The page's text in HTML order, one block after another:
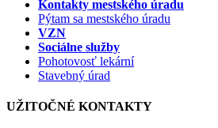
Kontakty mestského úradu
Pýtam sa mestského úradu
VZN
Sociálne služby
Pohotovosť lekární
Stavebný úrad
UŽITOČNÉ KONTAKTY